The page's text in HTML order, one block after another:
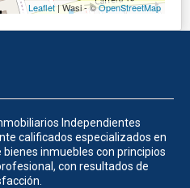
Leaflet| Wasi - ©OpenStreetMap
Independientes
calificados especializados en
bienes inmuebles con principios
con resultados de